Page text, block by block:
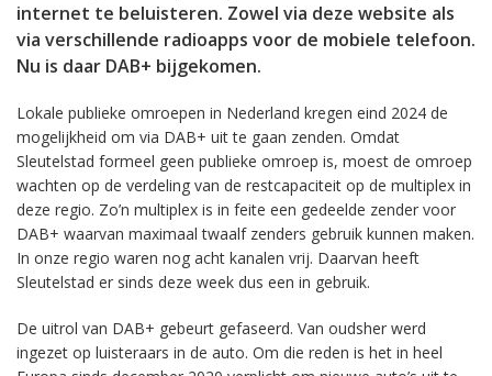
internet te beluisteren. Zowel via deze website als
via verschillende radioapps voor de mobiele telefoon.
Nu is daar DAB+ bijgekomen.
Lokale publieke omroepen in Nederland kregen eind 2024 de
mogelijkheid om via DAB+ uit te gaan zenden. Omdat
Sleutelstad formeel geen publieke omroep is, moest de omroep
wachten op de verdeling van de restcapaciteit op de multiplex in
deze regio. Zo’n multiplex is in feite een gedeelde zender voor
DAB+ waarvan maximaal twaalf zenders gebruik kunnen maken.
In onze regio waren nog acht kanalen vrij. Daarvan heeft
Sleutelstad er sinds deze week dus een in gebruik.
De uitrol van DAB+ gebeurt gefaseerd. Van oudsher werd
ingezet op luisteraars in de auto. Om die reden is het in heel